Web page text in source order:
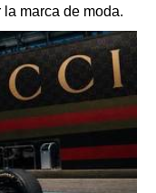
marca de moda.